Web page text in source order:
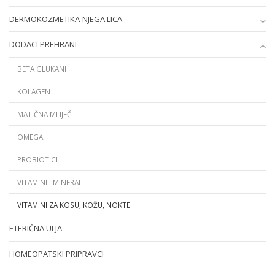
DERMOKOZMETIKA-NJEGA LICA
DODACI PREHRANI
BETA GLUKANI
KOLAGEN
MATIČNA MLIJEČ
OMEGA
PROBIOTICI
VITAMINI I MINERALI
VITAMINI ZA KOSU, KOŽU, NOKTE
ETERIČNA ULJA
HOMEOPATSKI PRIPRAVCI